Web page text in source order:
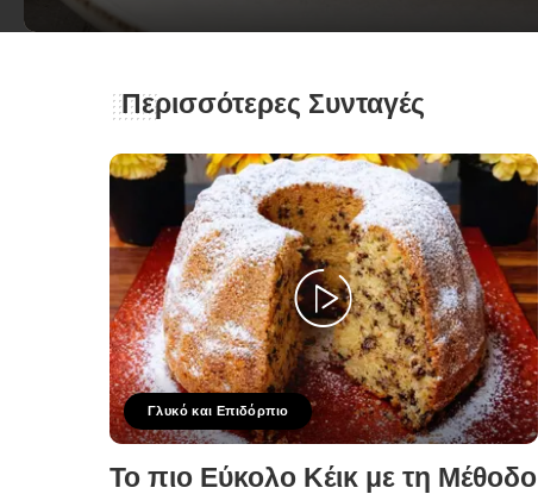
Posted
George Zolis
Περισσότερες Συνταγές
Γλυκό και Επιδόρπιο
Το πιο Εύκολο Κέικ με τη Μέθοδο